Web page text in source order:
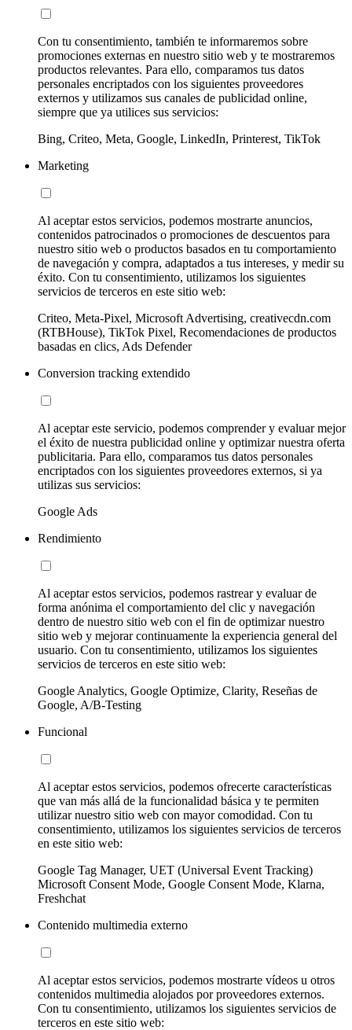
Con tu consentimiento, también te informaremos sobre
promociones externas en nuestro sitio web y te mostraremos
productos relevantes. Para ello, comparamos tus datos
personales encriptados con los siguientes proveedores
externos y utilizamos sus canales de publicidad online,
siempre que ya utilices sus servicios:
Bing, Criteo, Meta, Google, LinkedIn, Printerest, TikTok
Marketing
Al aceptar estos servicios, podemos mostrarte anuncios,
contenidos patrocinados o promociones de descuentos para
nuestro sitio web o productos basados en tu comportamiento
de navegación y compra, adaptados a tus intereses, y medir su
éxito. Con tu consentimiento, utilizamos los siguientes
servicios de terceros en este sitio web:
Criteo, Meta-Pixel, Microsoft Advertising, creativecdn.com
(RTBHouse), TikTok Pixel, Recomendaciones de productos
basadas en clics, Ads Defender
Conversion tracking extendido
Al aceptar este servicio, podemos comprender y evaluar mejor
el éxito de nuestra publicidad online y optimizar nuestra oferta
publicitaria. Para ello, comparamos tus datos personales
encriptados con los siguientes proveedores externos, si ya
utilizas sus servicios:
Google Ads
Rendimiento
Al aceptar estos servicios, podemos rastrear y evaluar de
forma anónima el comportamiento del clic y navegación
dentro de nuestro sitio web con el fin de optimizar nuestro
sitio web y mejorar continuamente la experiencia general del
usuario. Con tu consentimiento, utilizamos los siguientes
servicios de terceros en este sitio web:
Google Analytics, Google Optimize, Clarity, Reseñas de
Google, A/B-Testing
Funcional
Al aceptar estos servicios, podemos ofrecerte características
que van más allá de la funcionalidad básica y te permiten
utilizar nuestro sitio web con mayor comodidad. Con tu
consentimiento, utilizamos los siguientes servicios de terceros
en este sitio web:
Google Tag Manager, UET (Universal Event Tracking)
Microsoft Consent Mode, Google Consent Mode, Klarna,
Freshchat
Contenido multimedia externo
Al aceptar estos servicios, podemos mostrarte vídeos u otros
contenidos multimedia alojados por proveedores externos.
Con tu consentimiento, utilizamos los siguientes servicios de
terceros en este sitio web: